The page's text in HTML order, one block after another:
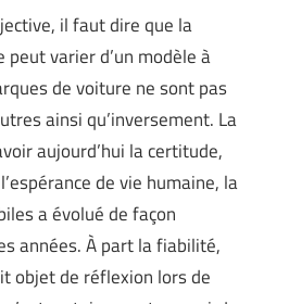
il faut dire que la
peut varier d’un modèle à
de voiture ne sont pas
ainsi qu’inversement. La
aujourd’hui la certitude,
de vie humaine, la
a évolué de façon
années. À part la fiabilité,
objet de réflexion lors de